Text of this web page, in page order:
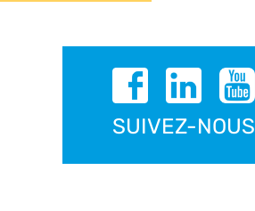
SUIVEZ-NOUS